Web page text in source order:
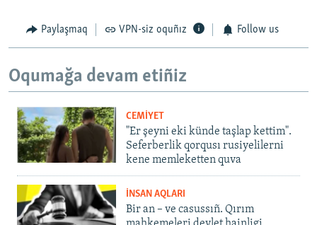
Paylaşmaq VPN-siz oquñız Follow us
Oqumağa devam etiñiz
CEMİYET
"Er şeyni eki künde taşlap kettim".
Seferberlik qorqusı rusiyelilerni
kene memleketten quva
İNSAN AQLARI
Bir an – ve casussıñ. Qırım